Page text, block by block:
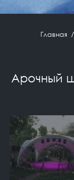
Главная
Арочный